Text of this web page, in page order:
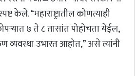
केले. “महाराष्ट्रातील कोणत्याही
७ ते ८ तासांत पोहोचता येईल,
उभारत आहोत,” असे त्यांनी